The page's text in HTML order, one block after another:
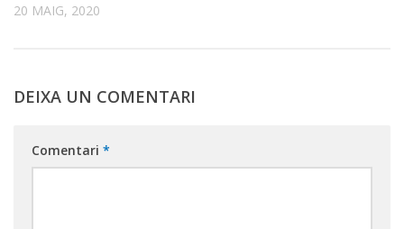
20 MAIG, 2020
DEIXA UN COMENTARI
Comentari *